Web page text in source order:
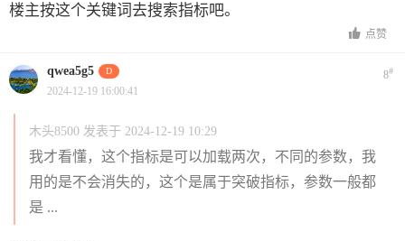
楼主按这个关键词去搜索指标吧。
点赞
qwea5g5 D 8#
2024-12-19 16:00:41
木头8500 发表于 2024-12-19 10:29
我才看懂，这个指标是可以加载两次，不同的参数，我
用的是不会消失的，这个是属于突破指标，参数一般都
是 ...